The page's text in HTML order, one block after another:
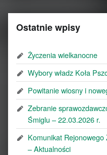
Ostatnie wpisy
Życzenia wielkanocne
Wybory władz Koła
Powitanie wiosny i
Zebranie
Śmiglu – 22.03.2026 r.
Komunikat
– Aktualności